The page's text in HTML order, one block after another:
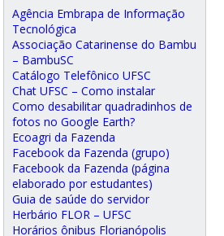
Agência Embrapa de Informação
Tecnológica
Associação Catarinense do Bambu
– BambuSC
Catálogo Telefônico UFSC
Chat UFSC – Como instalar
Como desabilitar quadradinhos de
fotos no Google Earth?
Ecoagri da Fazenda
Facebook da Fazenda (grupo)
Facebook da Fazenda (página
elaborado por estudantes)
Guia de saúde do servidor
Herbário FLOR – UFSC
Horários ônibus Florianópolis